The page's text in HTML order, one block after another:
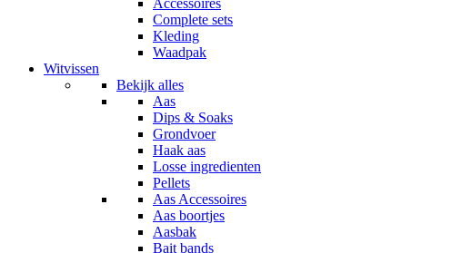
Accessoires
Complete sets
Kleding
Waadpak
Witvissen
Bekijk alles
Aas
Dips & Soaks
Grondvoer
Haak aas
Losse ingredienten
Pellets
Aas Accessoires
Aas boortjes
Aasbak
Bait bands